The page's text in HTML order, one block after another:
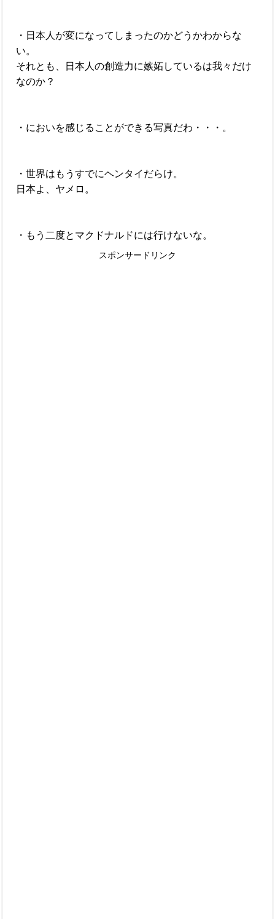
・日本人が変になってしまったのかどうかわからな
い。
それとも、日本人の創造力に嫉妬しているは我々だけ
なのか？
・においを感じることができる写真だわ・・・。
・世界はもうすでにヘンタイだらけ。
日本よ、ヤメロ。
・もう二度とマクドナルドには行けないな。
スポンサードリンク